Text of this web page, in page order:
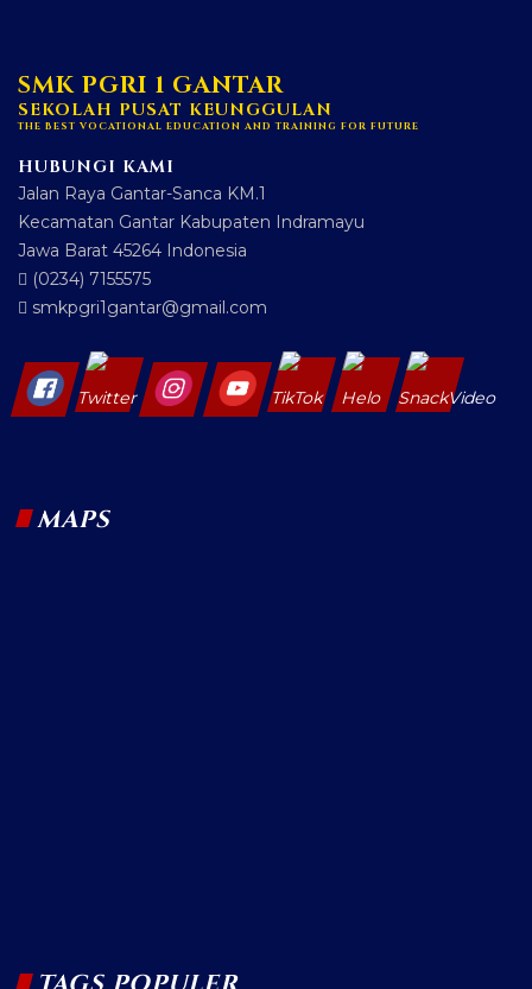
SMK PGRI 1 GANTAR
SEKOLAH PUSAT KEUNGGULAN
THE BEST VOCATIONAL EDUCATION AND TRAINING FOR FUTURE
HUBUNGI KAMI
Jalan Raya Gantar-Sanca KM.1
Kecamatan Gantar Kabupaten Indramayu
Jawa Barat 45264 Indonesia
(0234) 7155575
smkpgri1gantar@gmail.com
MAPS